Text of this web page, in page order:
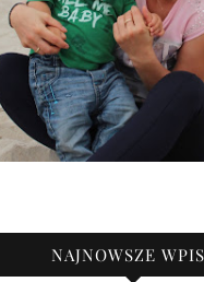
NAJNOWSZE